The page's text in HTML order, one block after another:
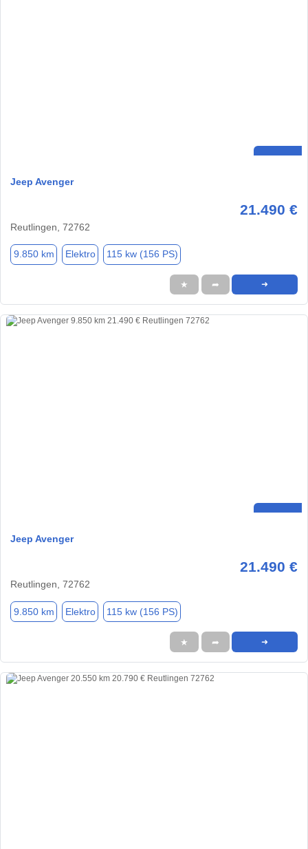
Jeep Avenger
21.490 €
Reutlingen, 72762
9.850 km Elektro 115 kw (156 PS)
★ ➦ ➜
Jeep Avenger
21.490 €
Reutlingen, 72762
9.850 km Elektro 115 kw (156 PS)
★ ➦ ➜